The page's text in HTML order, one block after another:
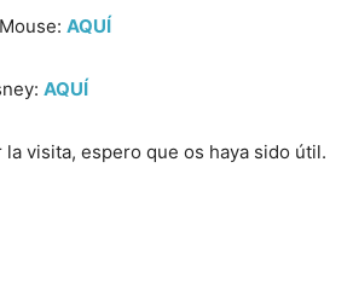
AQUÍ
AQUÍ
la visita, espero que os haya sido útil.